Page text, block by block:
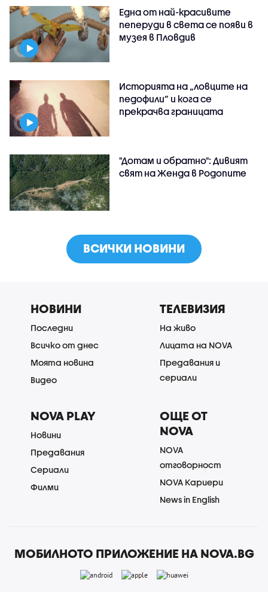
Една от най-красивите
пеперуди в света се появи в
музея в Пловдив
Историята на „ловците на
педофили” и кога се
прекрачва границата
"Дотам и обратно": Дивият
свят на Женда в Родопите
ВСИЧКИ НОВИНИ
НОВИНИ
Последни
Всичко от днес
Моята новина
Видео
ТЕЛЕВИЗИЯ
На живо
Лицата на NOVA
Предавания и
сериали
NOVA PLAY
Новини
Предавания
Сериали
Филми
ОЩЕ ОТ
NOVA
NOVA
отговорност
NOVA Кариери
News in English
МОБИЛНОТО ПРИЛОЖЕНИЕ НА NOVA.BG